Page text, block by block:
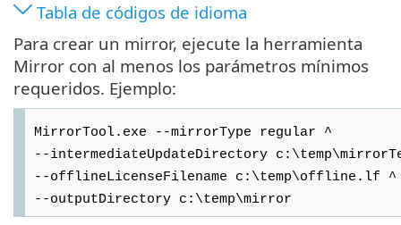
Tabla de códigos de idioma
Para crear un mirror, ejecute la herramienta
Mirror con al menos los parámetros mínimos
requeridos. Ejemplo:
MirrorTool.exe --mirrorType regular ^
--intermediateUpdateDirectory
--offlineLicenseFilename c:\temp\offline.lf ^
--outputDirectory c:\temp\mirror